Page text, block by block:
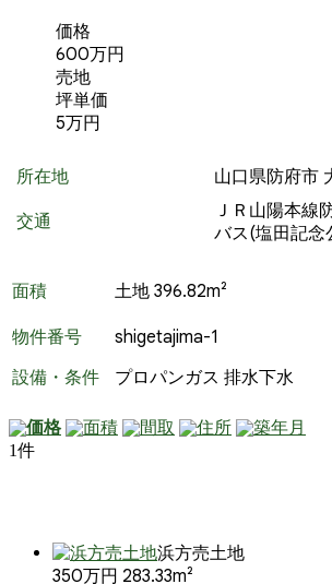
価格
600万円
売地
坪単価
5万円
所在地 山口県防府市
交通
ＪＲ山陽本線
バス(塩田記念
面積 土地 396.82m²
物件番号 shigetajima-1
設備・条件
プロパンガス 排水下水
価格 面積 間取 住所 築年月
1件
浜方売土地
350万円 283.33m²